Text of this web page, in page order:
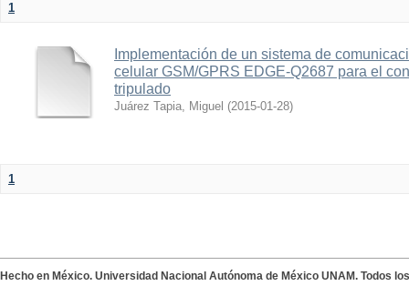
1
Implementación de un sistema de
celular GSM/GPRS EDGE-Q2687 para el
tripulado
Juárez Tapia, Miguel (2015-01-28)
1
Hecho en México. Universidad Nacional Autónoma de México UNAM. Todos